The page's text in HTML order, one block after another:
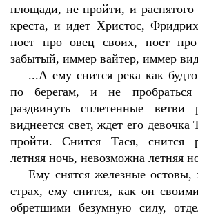
площади, не пройти, и
креста, и идет Христос,
поет про овец своих, поет
забытый, иммер вайтер, иммер
...А ему снится река как
по берегам, и не
раздвинуть сплетенные
виднеется свет, ждет его
пройти. Снится Тася, снится
летняя ночь, невозможна летняя
Ему снятся железные
страх, ему снится, как он
обретшими безумную силу,